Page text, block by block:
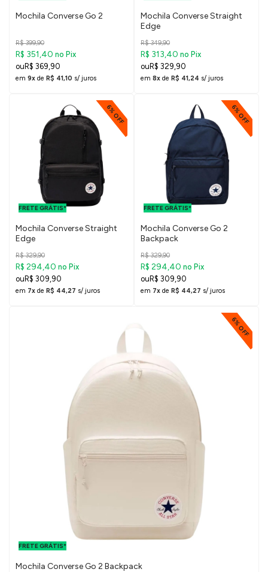
Mochila Converse Go 2
R$ 399,90
R$ 351,40 no Pix
R$ 369,90
em 9x de R$ 41,10 s/ juros
Mochila Converse Straight
Edge
R$ 349,90
R$ 313,40 no Pix
R$ 329,90
em 8x de R$ 41,24 s/ juros
6% OFF
FRETE GRÁTIS*
FRETE GRÁTIS
PARA O DF E
SUDESTE
Mochila Converse Straight
Edge
R$ 329,90
R$ 294,40 no Pix
R$ 309,90
em 7x de R$ 44,27 s/ juros
6% OFF
FRETE GRÁTIS*
FRETE GRÁTIS
PARA O DF E
Mochila Converse Go 2
Backpack
R$ 329,90
R$ 294,40 no Pix
R$ 309,90
em 7x de R$ 44,27 s/ juros
6% OFF
FRETE GRÁTIS*
FRETE GRÁTIS
PARA O DF E
Mochila Converse Go 2 Backpack